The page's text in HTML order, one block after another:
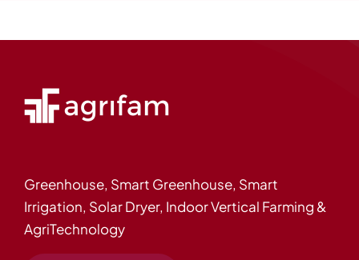
Greenhouse, Smart Greenhouse, Smart
Irrigation, Solar Dryer, Indoor Vertical Farming &
AgriTechnology